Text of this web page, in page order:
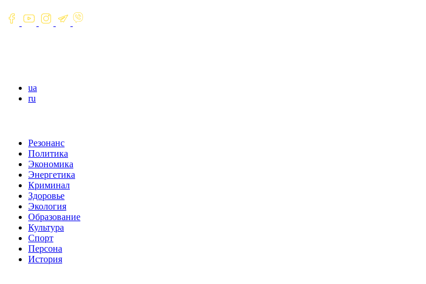
ua
ru
Резонанс
Политика
Экономика
Энергетика
Криминал
Здоровье
Экология
Образование
Культура
Спорт
Персона
История